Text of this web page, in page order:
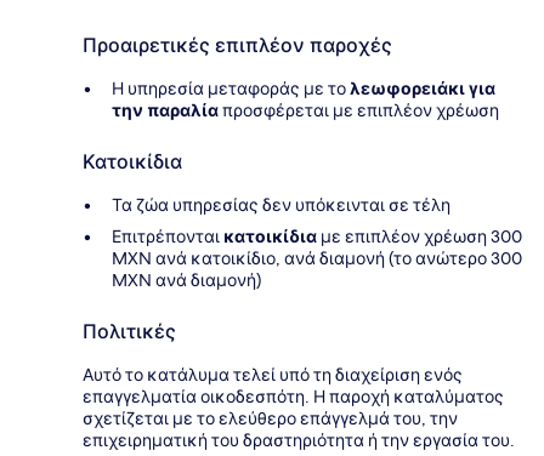
Προαιρετικές επιπλέον παροχές
Η υπηρεσία μεταφοράς με τολεωφορειάκι για
την παραλίαπροσφέρεται με επιπλέον χρέωση
Κατοικίδια
Τα ζώα υπηρεσίας δεν υπόκεινται σε τέλη
Επιτρέπονται κατοικίδια με επιπλέον χρέωση 300
MXN ανά κατοικίδιο, ανά διαμονή (το ανώτερο 300
MXN ανά διαμονή)
Πολιτικές
Αυτό το κατάλυμα τελεί υπό τη διαχείριση ενός
επαγγελματία οικοδεσπότη. Η παροχή καταλύματος
σχετίζεται με το ελεύθερο επάγγελμά του, την
επιχειρηματική του δραστηριότητα ή την εργασία του.